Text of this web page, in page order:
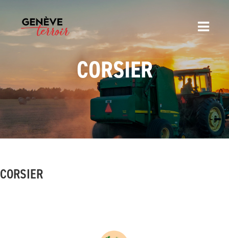
CORSIER
CORSIER